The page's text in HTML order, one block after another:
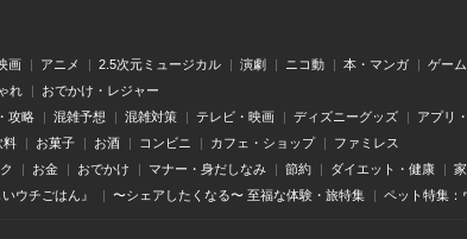
画 アニメ 2.5次元ミュージカル 演劇 ニコ動 本・マンガ ゲーム
れ おでかけ・レジャー
攻略 混雑予想 混雑対策 テレビ・映画 ディズニーグッズ アプリ
料 お菓子 お酒 コンビニ カフェ・ショップ ファミレス
お金 おでかけ マナー・身だしなみ 節約 ダイエット・健康
ウチごはん』 〜シェアしたくなる〜 至福な体験・旅特集 ペット特集：